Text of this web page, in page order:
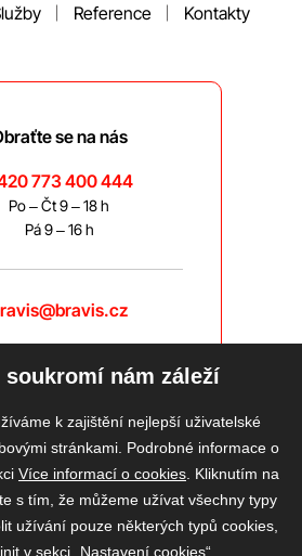
Reference Kontakty
se na nás
773 400 444
Po – Čt 9 – 18 h
Pá 9 – 16 h
soukromí nám záleží
k zajištění nejlepší uživatelské
stránkami. Podrobné informace o
Více informací o cookies . Kliknutím na
s tím, že můžeme užívat všechny typy
užívání pouze některých typů cookies,
v sekci „Nastavení cookies“.